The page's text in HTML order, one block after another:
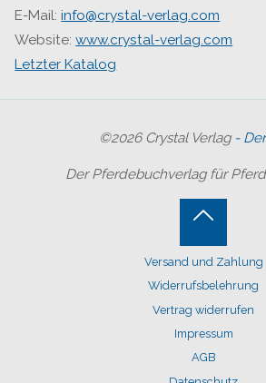
E-Mail:info@crystal-verlag.com
Website:www.crystal-verlag.com
Letzter Katalog
©2026 Crystal Verlag -
Der Pferdebuchverlag für
Versand und Zahlung
Widerrufsbelehrung
Vertrag widerrufen
Impressum
AGB
Back
to
Top